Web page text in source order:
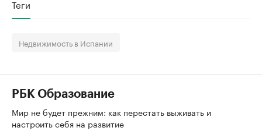
Теги
Недвижимость в Испании
РБК Образование
Мир не будет прежним: как перестать выживать и
настроить себя на развитие